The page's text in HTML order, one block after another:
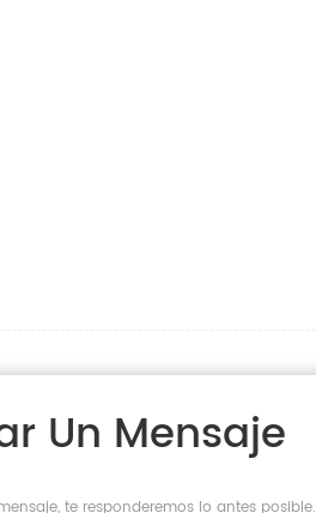
Un Mensaje
te responderemos lo antes posible.